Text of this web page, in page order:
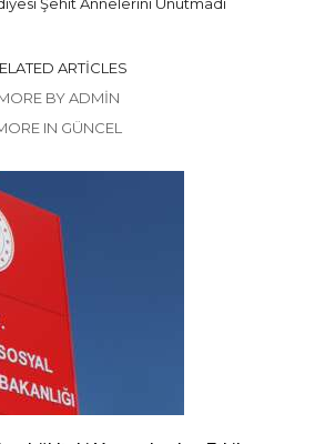
Şehit Annelerini Unutmadı
ARTICLES
BY ADMIN
IN GÜNCEL